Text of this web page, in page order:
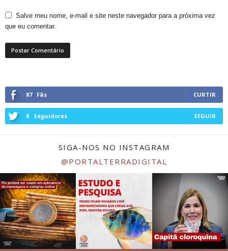
Salve meu nome, e-mail e site neste navegador para a próxima vez
que eu comentar.
87 Fãs CURTIR
8 Seguidores SEGUIR
SIGA-NOS NO INSTAGRAM
@PORTALTERRADIGITAL